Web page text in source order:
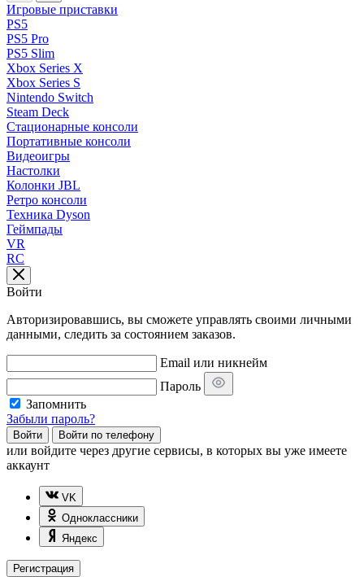
Игровые приставки
PS5
PS5 Pro
PS5 Slim
Xbox Series X
Xbox Series S
Nintendo Switch
Steam Deck
Стационарные консоли
Портативные консоли
Видеоигры
Настолки
Колонки JBL
Ретро консоли
Техника Dyson
Геймпады
VR
RC
Войти
Авторизировавшись, вы сможете управлять своими личными
данными, следить за состоянием заказов.
Email или никнейм
Пароль
Запомнить
Забыли пароль?
Войти Войти по телефону
или войдите через другие сервисы, в которых вы уже имеете
аккаунт
VK
Одноклассники
Яндекс
Регистрация